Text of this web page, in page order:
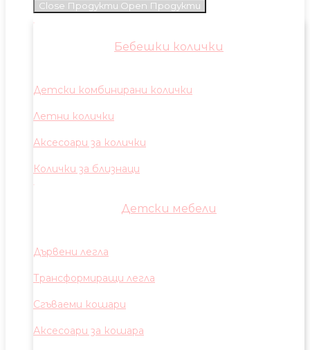
Close Продукти Open Продукти
Бебешки колички
Детски комбинирани колички
Летни колички
Аксесоари за колички
Колички за близнаци
Детски мебели
Дървени легла
Трансформиращи легла
Сгъваеми кошари
Аксесоари за кошара